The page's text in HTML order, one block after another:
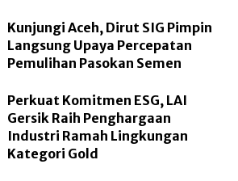
Kunjungi Aceh, Dirut SIG Pimpin
Langsung Upaya Percepatan
Pemulihan Pasokan Semen
Perkuat Komitmen ESG, LAI
Gersik Raih Penghargaan
Industri Ramah Lingkungan
Kategori Gold